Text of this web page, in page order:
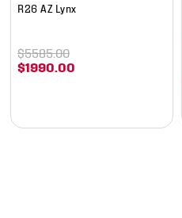
R26 AZ Lynx
$1990.00
$5585.00